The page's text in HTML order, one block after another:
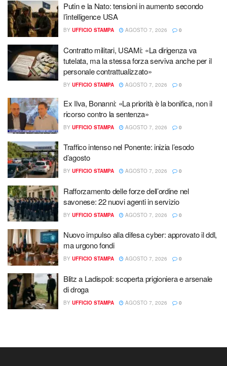
Putin e la Nato: tensioni in aumento secondo
l’intelligence USA
BY UFFICIO STAMPA AGOSTO 7, 2026 0
Contratto militari, USAMi: «La dirigenza va
tutelata, ma la stessa forza serviva anche per il
personale contrattualizzato»
BY UFFICIO STAMPA AGOSTO 7, 2026 0
Ex Ilva, Bonanni: «La priorità è la bonifica, non il
ricorso contro la sentenza»
BY UFFICIO STAMPA AGOSTO 7, 2026 0
Traffico intenso nel Ponente: inizia l’esodo
d’agosto
BY UFFICIO STAMPA AGOSTO 7, 2026 0
Rafforzamento delle forze dell’ordine nel
savonese: 22 nuovi agenti in servizio
BY UFFICIO STAMPA AGOSTO 7, 2026 0
Nuovo impulso alla difesa cyber: approvato il ddl,
ma urgono fondi
BY UFFICIO STAMPA AGOSTO 7, 2026 0
Blitz a Ladispoli: scoperta prigioniera e arsenale
di droga
BY UFFICIO STAMPA AGOSTO 7, 2026 0